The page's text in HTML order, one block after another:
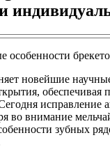
новейшие
обеспечивая
исправление
во внимание
зубных